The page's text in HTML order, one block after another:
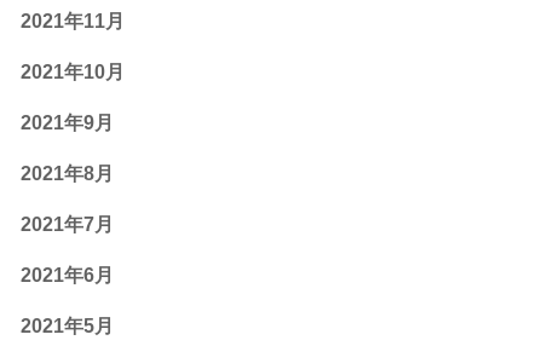
2021年11月
2021年10月
2021年9月
2021年8月
2021年7月
2021年6月
2021年5月